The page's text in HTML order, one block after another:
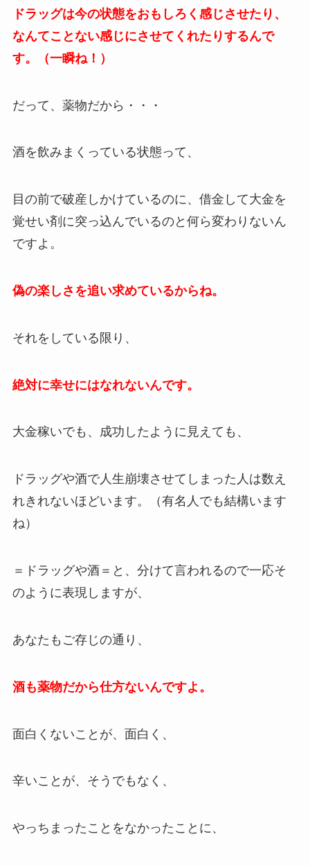
ドラッグは今の状態をおもしろく感じさせたり、
なんてことない感じにさせてくれたりするんで
す。（一瞬ね！）
だって、薬物だから・・・
酒を飲みまくっている状態って、
目の前で破産しかけているのに、借金して大金を
覚せい剤に突っ込んでいるのと何ら変わりないん
ですよ。
偽の楽しさを追い求めているからね。
それをしている限り、
絶対に幸せにはなれないんです。
大金稼いでも、成功したように見えても、
ドラッグや酒で人生崩壊させてしまった人は数え
れきれないほどいます。（有名人でも結構います
ね）
＝ドラッグや酒＝と、分けて言われるので一応そ
のように表現しますが、
あなたもご存じの通り、
酒も薬物だから仕方ないんですよ。
面白くないことが、面白く、
辛いことが、そうでもなく、
やっちまったことをなかったことに、